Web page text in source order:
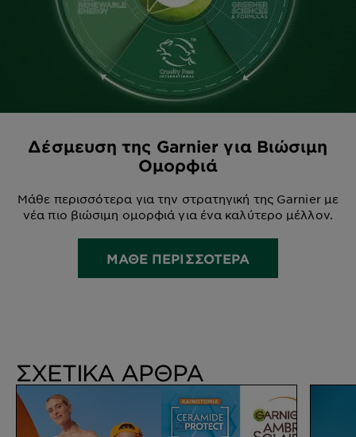
Δέσμευση της Garnier για Βιώσιμη
Ομορφιά
Μάθε περισσότερα για την στρατηγική της Garnier με
νέα πιο βιώσιμη ομορφιά για ένα καλύτερο μέλλον.
ΜΑΘΕ ΠΕΡΙΣΣΟΤΕΡΑ
ΣΧΕΤΙΚΑ ΑΡΘΡΑ